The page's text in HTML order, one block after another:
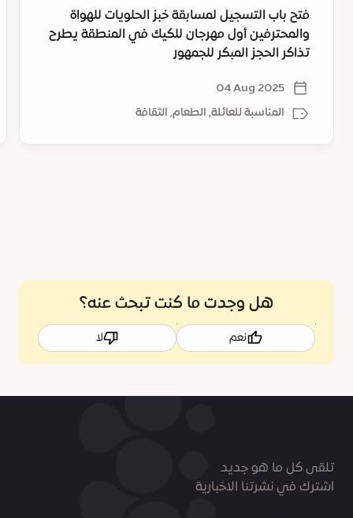
المنطقة
يطرح
المبكر
فتح باب التسجيل لمسابقة خبز الحلويات للهواة
والمحترفين أول مهرجان للكيك في المنطقة يطرح
تذاكر الحجز المبكر للجمهور
04 Aug 2025
المناسبة للعائلة, الطعام, الثقافة
هل وجدت ما كنت تبحث عنه؟
نعم لا
تلقى كل ما هو جديد
اشترك في نشرتنا الاخبارية